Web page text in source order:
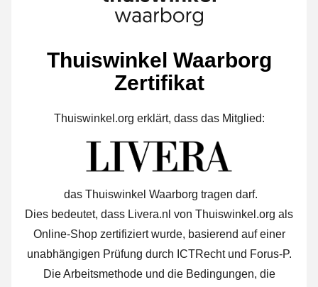
Thuiswinkel Waarborg
Zertifikat
Thuiswinkel.org erklärt, dass das Mitglied:
das Thuiswinkel Waarborg tragen darf.
Dies bedeutet, dass Livera.nl von Thuiswinkel.org als
Online-Shop zertifiziert wurde, basierend auf einer
unabhängigen Prüfung durch ICTRecht und Forus-P.
Die Arbeitsmethode und die Bedingungen, die